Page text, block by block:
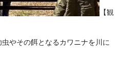
【観
やその餌となるカワニナを川に